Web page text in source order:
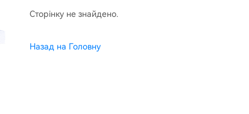
Сторінку не знайдено.
Назад на Головну